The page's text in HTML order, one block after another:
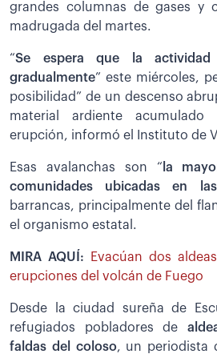
grandes columnas de gases y
madrugada del martes.
“Se espera que la actividad
gradualmente” este miércoles,
posibilidad” de un descenso
material ardiente
erupción, informó el Instituto de
Esas avalanchas son “ la
comunidades ubicadas en
barrancas, principalmente del
el organismo estatal.
MIRA AQUÍ:
Evacúan dos
erupciones del volcán de Fuego
Desde la ciudad sureña de
refugiados pobladores de
faldas del coloso, un periodista